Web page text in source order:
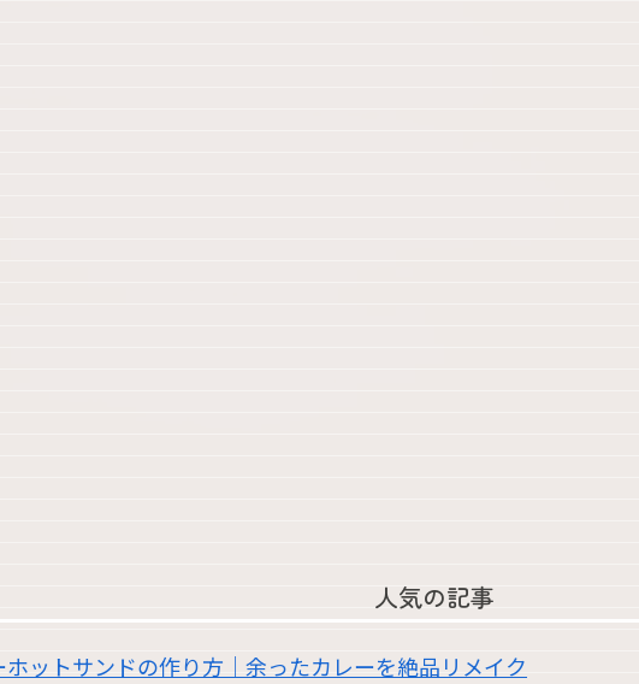
人気の記事
ホットサンドの作り方｜余ったカレーを絶品リメイク